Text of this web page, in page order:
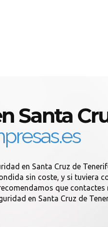
Santa
en Santa Cruz de
sin coste, y si tuviera
que
en Santa Cruz de